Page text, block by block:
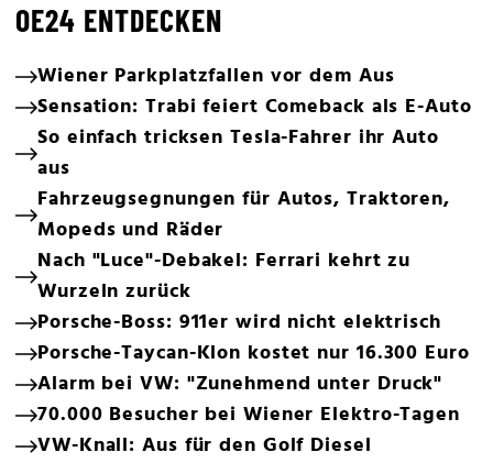
OE24 ENTDECKEN
Wiener Parkplatzfallen vor dem Aus
Sensation: Trabi feiert Comeback als E-Auto
So einfach tricksen Tesla-Fahrer ihr Auto
aus
Fahrzeugsegnungen für Autos, Traktoren,
Mopeds und Räder
Nach "Luce"-Debakel: Ferrari kehrt zu
Wurzeln zurück
Porsche-Boss: 911er wird nicht elektrisch
Porsche-Taycan-Klon kostet nur 16.300 Euro
Alarm bei VW: "Zunehmend unter Druck"
70.000 Besucher bei Wiener Elektro-Tagen
VW-Knall: Aus für den Golf Diesel